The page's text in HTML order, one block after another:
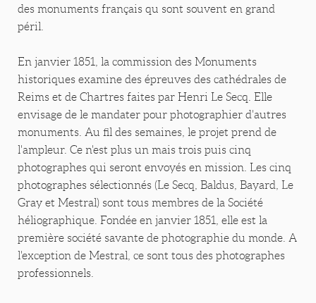
des monuments français qu sont souvent en grand
péril.
En janvier 1851, la commission des Monuments
historiques examine des épreuves des cathédrales de
Reims et de Chartres faites par Henri Le Secq. Elle
envisage de le mandater pour photographier d'autres
monuments. Au fil des semaines, le projet prend de
l'ampleur. Ce n'est plus un mais trois puis cinq
photographes qui seront envoyés en mission. Les cinq
photographes sélectionnés (Le Secq, Baldus, Bayard, Le
Gray et Mestral) sont tous membres de la Société
héliographique. Fondée en janvier 1851, elle est la
première société savante de photographie du monde. A
l'exception de Mestral, ce sont tous des photographes
professionnels.